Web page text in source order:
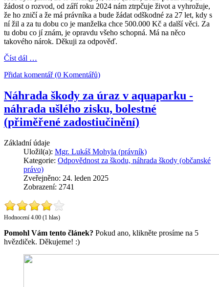
žádost o rozvod, od září roku 2024 nám ztrpčuje život a vyhrožuje,
že ho zničí a že má právníka a bude žádat odškodné za 27 let, kdy s
ní žil a za tu dobu co je manželka chce 500.000 Kč a další věci. Za
tu dobu co jí znám, je opravdu všeho schopná. Má na něco
takového nárok. Děkuji za odpověď.
Číst dál …
Přidat komentář (0 Komentářů)
Náhrada škody za úraz v aquaparku -
náhrada ušlého zisku, bolestné
(přiměřené zadostiučinění)
Základní údaje
Uložil(a): Mgr. Lukáš Mohyla (právník)
Kategorie: Odpovědnost za škodu, náhrada škody (občanské
právo)
Zveřejněno: 24. leden 2025
Zobrazení: 2741
Hodnocení 4.00 (1 hlas)
Pomohl Vám tento článek? Pokud ano, klikněte prosíme na 5
hvězdiček. Děkujeme! :)